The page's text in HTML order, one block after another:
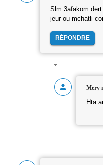
Slm 3afakom
jeur ou mchatli
RÉPONDRE
Mery
Hta